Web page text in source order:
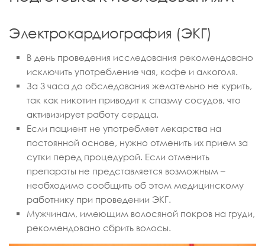
Электрокардиография (ЭКГ)
В день проведения исследования рекомендовано
исключить употребление чая, кофе и алкоголя.
За 3 часа до обследования желательно не курить,
так как никотин приводит к спазму сосудов, что
активизирует работу сердца.
Если пациент не употребляет лекарства на
постоянной основе, нужно отменить их прием за
сутки перед процедурой. Если отменить
препараты не представляется возможным –
необходимо сообщить об этом медицинскому
работнику при проведении ЭКГ.
Мужчинам, имеющим волосяной покров на груди,
рекомендовано сбрить волосы.